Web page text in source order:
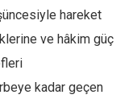
hareket
ve hâkim güç
kadar geçen